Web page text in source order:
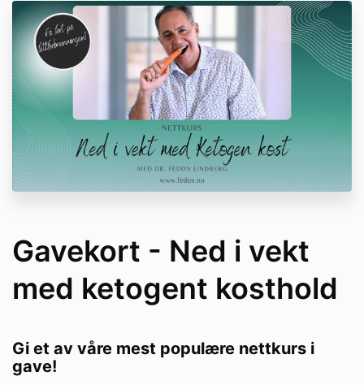
Gavekort - Ned i vekt
med ketogent kosthold
Gi et av våre mest populære nettkurs i
gave!